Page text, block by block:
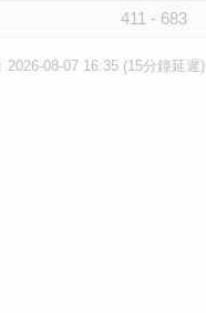
411 - 683
2026-08-07 16:35 (15分鐘延遲)